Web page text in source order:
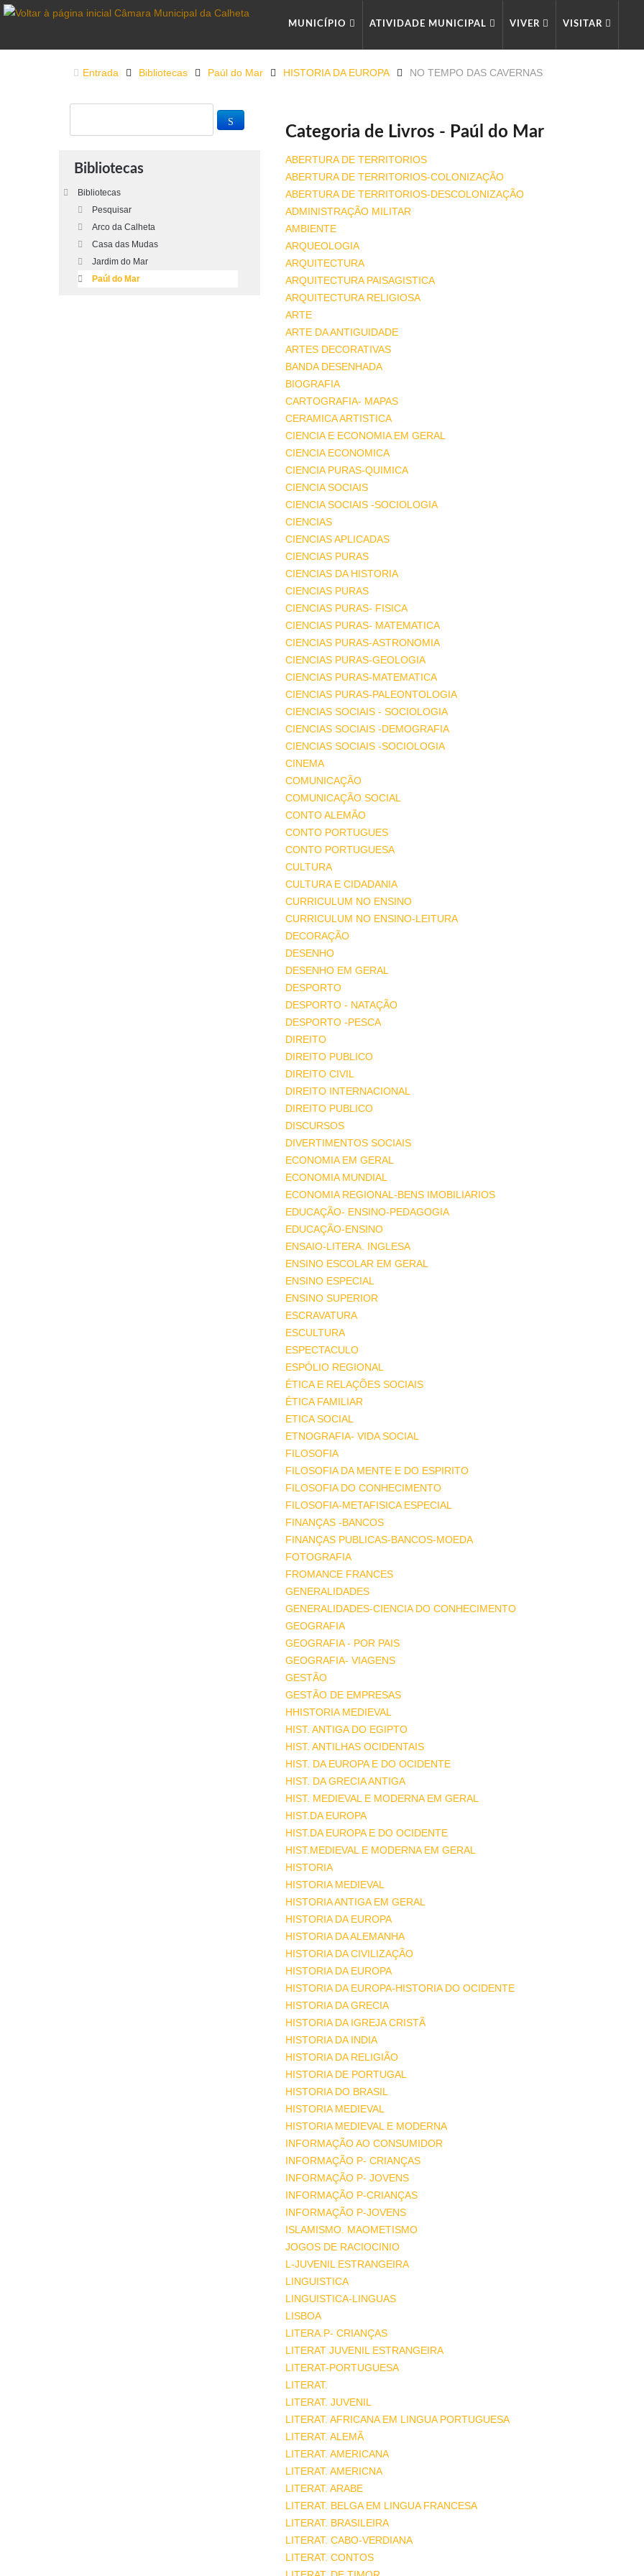
MUNICÍPIO ATIVIDADE MUNICIPAL VIVER VISITAR
Entrada Bibliotecas Paúl do Mar HISTORIA DA EUROPA NO TEMPO DAS CAVERNAS
Categoria de Livros - Paúl do Mar
ABERTURA DE TERRITORIOS
ABERTURA DE TERRITORIOS-COLONIZAÇÃO
ABERTURA DE TERRITORIOS-DESCOLONIZAÇÃO
ADMINISTRAÇÃO MILITAR
AMBIENTE
ARQUEOLOGIA
ARQUITECTURA
ARQUITECTURA PAISAGISTICA
ARQUITECTURA RELIGIOSA
ARTE
ARTE DA ANTIGUIDADE
ARTES DECORATIVAS
BANDA DESENHADA
BIOGRAFIA
CARTOGRAFIA- MAPAS
CERAMICA ARTISTICA
CIENCIA E ECONOMIA EM GERAL
CIENCIA ECONOMICA
CIENCIA PURAS-QUIMICA
CIENCIA SOCIAIS
CIENCIA SOCIAIS -SOCIOLOGIA
CIENCIAS
CIENCIAS APLICADAS
CIENCIAS PURAS
CIENCIAS DA HISTORIA
CIENCIAS PURAS
CIENCIAS PURAS- FISICA
CIENCIAS PURAS- MATEMATICA
CIENCIAS PURAS-ASTRONOMIA
CIENCIAS PURAS-GEOLOGIA
CIENCIAS PURAS-MATEMATICA
CIENCIAS PURAS-PALEONTOLOGIA
CIENCIAS SOCIAIS - SOCIOLOGIA
CIENCIAS SOCIAIS -DEMOGRAFIA
CIENCIAS SOCIAIS -SOCIOLOGIA
CINEMA
COMUNICAÇÃO
COMUNICAÇÃO SOCIAL
CONTO ALEMÃO
CONTO PORTUGUES
CONTO PORTUGUESA
CULTURA
CULTURA E CIDADANIA
CURRICULUM NO ENSINO
CURRICULUM NO ENSINO-LEITURA
DECORAÇÃO
DESENHO
DESENHO EM GERAL
DESPORTO
DESPORTO - NATAÇÃO
DESPORTO -PESCA
DIREITO
DIREITO PUBLICO
DIREITO CIVIL
DIREITO INTERNACIONAL
DIREITO PUBLICO
DISCURSOS
DIVERTIMENTOS SOCIAIS
ECONOMIA EM GERAL
ECONOMIA MUNDIAL
ECONOMIA REGIONAL-BENS IMOBILIARIOS
EDUCAÇÃO- ENSINO-PEDAGOGIA
EDUCAÇÃO-ENSINO
ENSAIO-LITERA. INGLESA
ENSINO ESCOLAR EM GERAL
ENSINO ESPECIAL
ENSINO SUPERIOR
ESCRAVATURA
ESCULTURA
ESPECTACULO
ESPÓLIO REGIONAL
ÉTICA E RELAÇÕES SOCIAIS
ÉTICA FAMILIAR
ETICA SOCIAL
ETNOGRAFIA- VIDA SOCIAL
FILOSOFIA
FILOSOFIA DA MENTE E DO ESPIRITO
FILOSOFIA DO CONHECIMENTO
FILOSOFIA-METAFISICA ESPECIAL
FINANÇAS -BANCOS
FINANÇAS PUBLICAS-BANCOS-MOEDA
FOTOGRAFIA
FROMANCE FRANCES
GENERALIDADES
GENERALIDADES-CIENCIA DO CONHECIMENTO
GEOGRAFIA
GEOGRAFIA - POR PAIS
GEOGRAFIA- VIAGENS
GESTÃO
GESTÃO DE EMPRESAS
HHISTORIA MEDIEVAL
HIST. ANTIGA DO EGIPTO
HIST. ANTILHAS OCIDENTAIS
HIST. DA EUROPA E DO OCIDENTE
HIST. DA GRECIA ANTIGA
HIST. MEDIEVAL E MODERNA EM GERAL
HIST.DA EUROPA
HIST.DA EUROPA E DO OCIDENTE
HIST.MEDIEVAL E MODERNA EM GERAL
HISTORIA
HISTORIA MEDIEVAL
HISTORIA ANTIGA EM GERAL
HISTORIA DA EUROPA
HISTORIA DA ALEMANHA
HISTORIA DA CIVILIZAÇÃO
HISTORIA DA EUROPA
HISTORIA DA EUROPA-HISTORIA DO OCIDENTE
HISTORIA DA GRECIA
HISTORIA DA IGREJA CRISTÃ
HISTORIA DA INDIA
HISTORIA DA RELIGIÃO
HISTORIA DE PORTUGAL
HISTORIA DO BRASIL
HISTORIA MEDIEVAL
HISTORIA MEDIEVAL E MODERNA
INFORMAÇÃO AO CONSUMIDOR
INFORMAÇÃO P- CRIANÇAS
INFORMAÇÃO P- JOVENS
INFORMAÇÃO P-CRIANÇAS
INFORMAÇÃO P-JOVENS
ISLAMISMO. MAOMETISMO
JOGOS DE RACIOCINIO
L-JUVENIL ESTRANGEIRA
LINGUISTICA
LINGUISTICA-LINGUAS
LISBOA
LITERA.P- CRIANÇAS
LITERAT JUVENIL ESTRANGEIRA
LITERAT-PORTUGUESA
LITERAT.
LITERAT. JUVENIL
LITERAT. AFRICANA EM LINGUA PORTUGUESA
LITERAT. ALEMÃ
LITERAT. AMERICANA
LITERAT. AMERICNA
LITERAT. ARABE
LITERAT. BELGA EM LINGUA FRANCESA
LITERAT. BRASILEIRA
LITERAT. CABO-VERDIANA
LITERAT. CONTOS
Bibliotecas
Bibliotecas
Pesquisar
Arco da Calheta
Casa das Mudas
Jardim do Mar
Paúl do Mar